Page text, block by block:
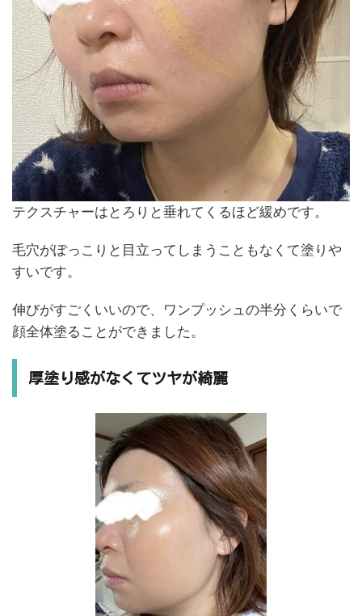
テクスチャーはとろりと垂れてくるほど緩めです。
毛穴がぽっこりと目立ってしまうこともなくて塗りや
すいです。
伸びがすごくいいので、ワンプッシュの半分くらいで
顔全体塗ることができました。
厚塗り感がなくてツヤが綺麗